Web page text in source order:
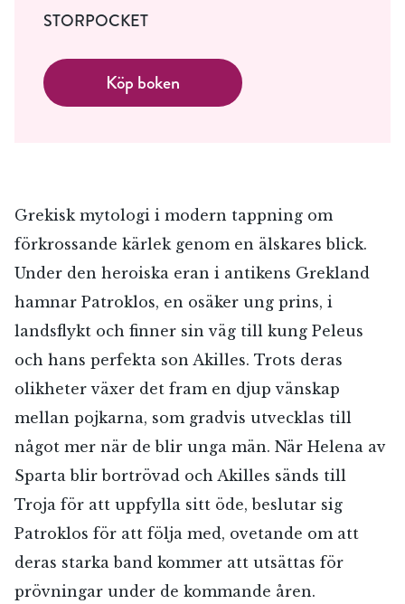
STORPOCKET
Köp boken
Grekisk mytologi i modern tappning om
förkrossande kärlek genom en älskares blick.
Under den heroiska eran i antikens Grekland
hamnar Patroklos, en osäker ung prins, i
landsflykt och finner sin väg till kung Peleus
och hans perfekta son Akilles. Trots deras
olikheter växer det fram en djup vänskap
mellan pojkarna, som gradvis utvecklas till
något mer när de blir unga män. När Helena av
Sparta blir bortrövad och Akilles sänds till
Troja för att uppfylla sitt öde, beslutar sig
Patroklos för att följa med, ovetande om att
deras starka band kommer att utsättas för
prövningar under de kommande åren.